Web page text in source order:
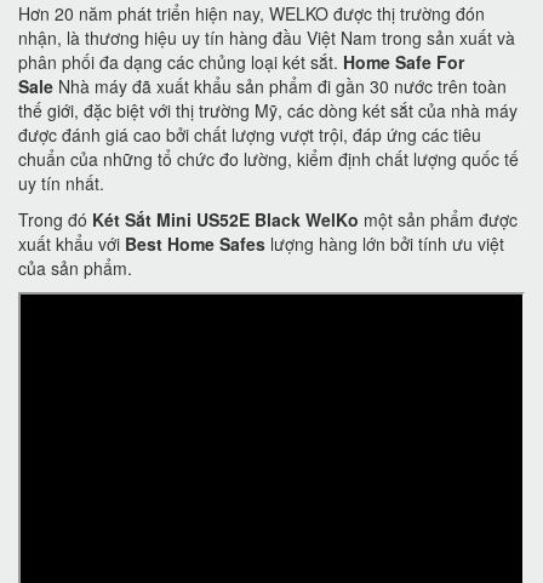
Hơn 20 năm phát triển hiện nay, WELKO được thị trường đón
nhận, là thương hiệu uy tín hàng đầu Việt Nam trong sản xuất và
phân phối đa dạng các chủng loại két sắt. Home Safe For
Sale Nhà máy đã xuất khẩu sản phẩm đi gần 30 nước trên toàn
thế giới, đặc biệt với thị trường Mỹ, các dòng két sắt của nhà máy
được đánh giá cao bởi chất lượng vượt trội, đáp ứng các tiêu
chuẩn của những tổ chức đo lường, kiểm định chất lượng quốc tế
uy tín nhất.
Trong đó Két Sắt Mini US52E Black WelKo một sản phẩm được
xuất khẩu với Best Home Safes lượng hàng lớn bởi tính ưu việt
của sản phẩm.